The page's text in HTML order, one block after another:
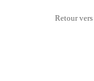
Retour vers